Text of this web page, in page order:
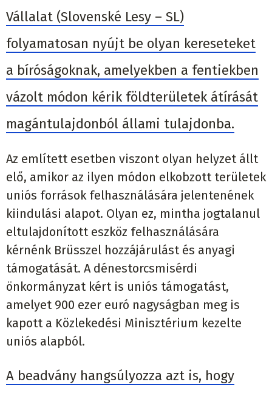
Vállalat (Slovenské Lesy – SL)
folyamatosan nyújt be olyan kereseteket
a bíróságoknak, amelyekben a fentiekben
vázolt módon kérik földterületek átírását
magántulajdonból állami tulajdonba.
Az említett esetben viszont olyan helyzet állt
elő, amikor az ilyen módon elkobzott területek
uniós források felhasználására jelentenének
kiindulási alapot. Olyan ez, mintha jogtalanul
eltulajdonított eszköz felhasználására
kérnénk Brüsszel hozzájárulást és anyagi
támogatását. A dénestorcsmisérdi
önkormányzat kért is uniós támogatást,
amelyet 900 ezer euró nagyságban meg is
kapott a Közlekedési Minisztérium kezelte
uniós alapból.
A beadvány hangsúlyozza azt is, hogy